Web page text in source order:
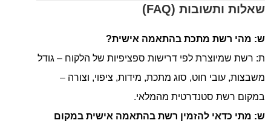
שאלות ותשובות (FAQ)
ש: מהי רשת מתכת בהתאמה אישית?
ת: רשת שמיוצרת לפי דרישות ספציפיות של הלקוח – גודל
משבצות, עובי חוט, סוג מתכת, מידות, ציפוי, וצורה –
במקום רשת סטנדרטית מהמלאי.
ש: מתי כדאי להזמין רשת בהתאמה אישית במקום